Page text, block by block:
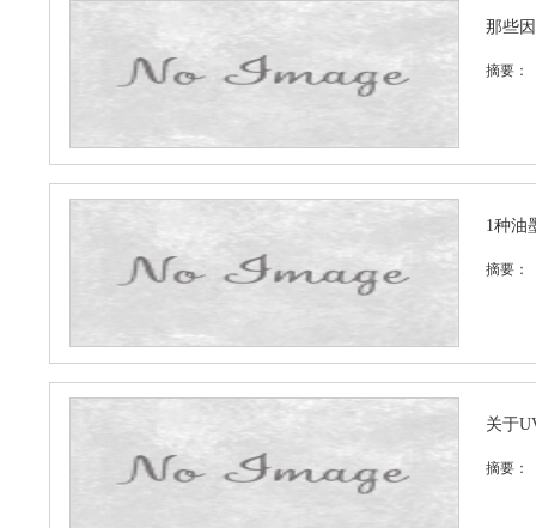
那些
摘要：
1种油
摘要：
关于
摘要：